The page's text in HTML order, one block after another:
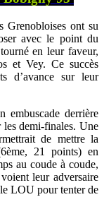
Grenobloises ont su
avec le point du
en leur faveur,
et Vey. Ce succès
d’avance sur leur
embuscade derrière
les demi-finales. Une
de mettre la
21 points) en
au coude à coude,
leur adversaire
LOU pour tenter de